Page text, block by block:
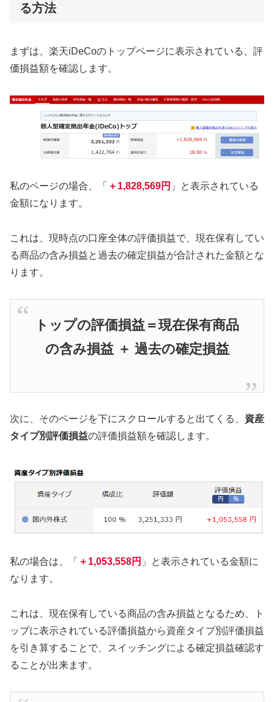
る方法
まずは、楽天iDeCoのトップページに表示されている、評
価損益額を確認します。
私のページの場合、「 ＋1,828,569円 」と表示されている
金額になります。
これは、現時点の口座全体の評価損益で、現在保有してい
る商品の含み損益と過去の確定損益が合計された金額とな
ります。
トップの評価損益＝現在保有商品
の含み損益 ＋ 過去の確定損益
次に、そのページを下にスクロールすると出てくる、 資産
タイプ別評価損益の評価損益額を確認します。
私の場合は、「 ＋1,053,558円 」と表示されている金額に
なります。
これは、現在保有している商品の含み損益となるため、ト
ップに表示されている評価損益から資産タイプ別評価損益
を引き算することで、スイッチングによる確定損益確認す
ることが出来ます。